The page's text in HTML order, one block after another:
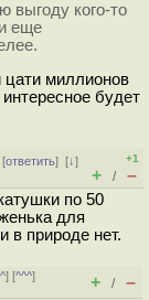
выгоду кого-то
еще
цати миллионов
будет
[ответить][↓]
+1
+ / –
по 50
для
в природе нет.
] [^^^]
+ / –